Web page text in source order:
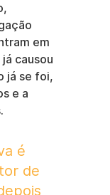
em
causou
já se foi,
e a
é
de